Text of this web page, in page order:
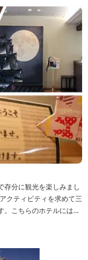
存分に観光を楽しみまし
こちらのホテルには、
す。壁紙からトイレッ
インモチーフがあしら
物館から徒歩わずか10